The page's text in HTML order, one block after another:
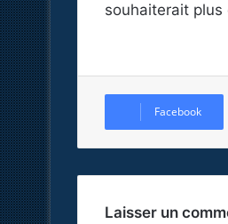
souhaiterait plus
Facebook
Laisser un